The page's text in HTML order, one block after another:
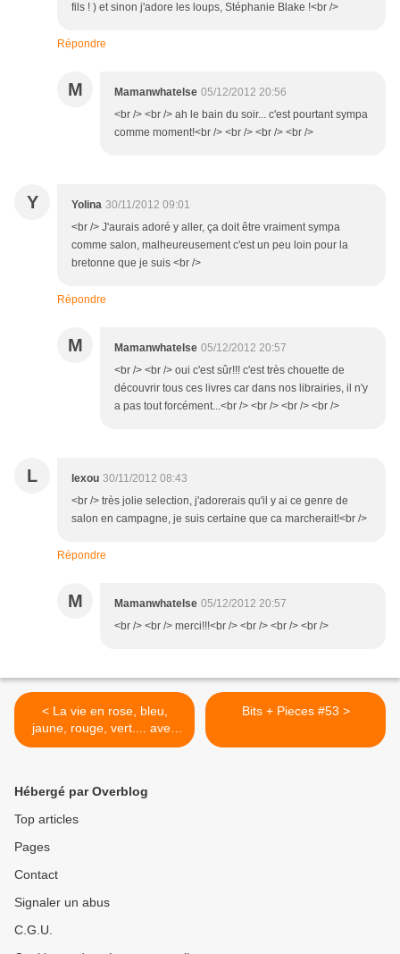
fils ! ) et sinon j'adore les loups, Stéphanie Blake !<br />
Répondre
M Mamanwhatelse 05/12/2012 20:56
<br /> <br /> ah le bain du soir... c'est pourtant sympa
comme moment!<br /> <br /> <br /> <br />
Y Yolina 30/11/2012 09:01
<br /> J'aurais adoré y aller, ça doit être vraiment sympa
comme salon, malheureusement c'est un peu loin pour la
bretonne que je suis <br />
Répondre
M Mamanwhatelse 05/12/2012 20:57
<br /> <br /> oui c'est sûr!!! c'est très chouette de
découvrir tous ces livres car dans nos librairies, il n'y
a pas tout forcément...<br /> <br /> <br /> <br />
L lexou 30/11/2012 08:43
<br /> très jolie selection, j'adorerais qu'il y ai ce genre de
salon en campagne, je suis certaine que ca marcherait!<br />
Répondre
M Mamanwhatelse 05/12/2012 20:57
<br /> <br /> merci!!!<br /> <br /> <br /> <br />
< La vie en rose, bleu,
jaune, rouge, vert.... avec
Living Colors [Cadeau]
Bits + Pieces #53 >
Hébergé par Overblog
Top articles
Pages
Contact
Signaler un abus
C.G.U.